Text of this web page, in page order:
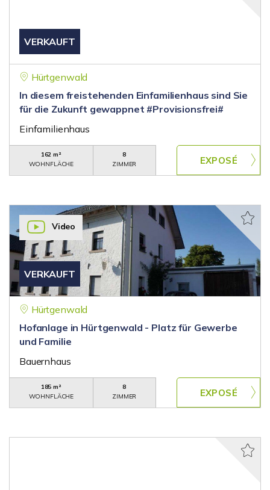
VERKAUFT
Hürtgenwald
In diesem freistehenden Einfamilienhaus sind Sie
für die Zukunft gewappnet #Provisionsfrei#
Einfamilienhaus
162 m²
WOHNFLÄCHE
8
ZIMMER
VERKAUFT
Video
Hürtgenwald
Hofanlage in Hürtgenwald - Platz für Gewerbe
und Familie
Bauernhaus
185 m²
WOHNFLÄCHE
8
ZIMMER